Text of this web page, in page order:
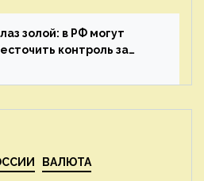
на ECOportal
золой: в РФ могут
контроль за
экологии на
ВАЛЮТА